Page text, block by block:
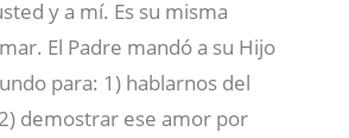
y a mí. Es su misma
El Padre mandó a su Hijo
para: 1) hablarnos del
demostrar ese amor por